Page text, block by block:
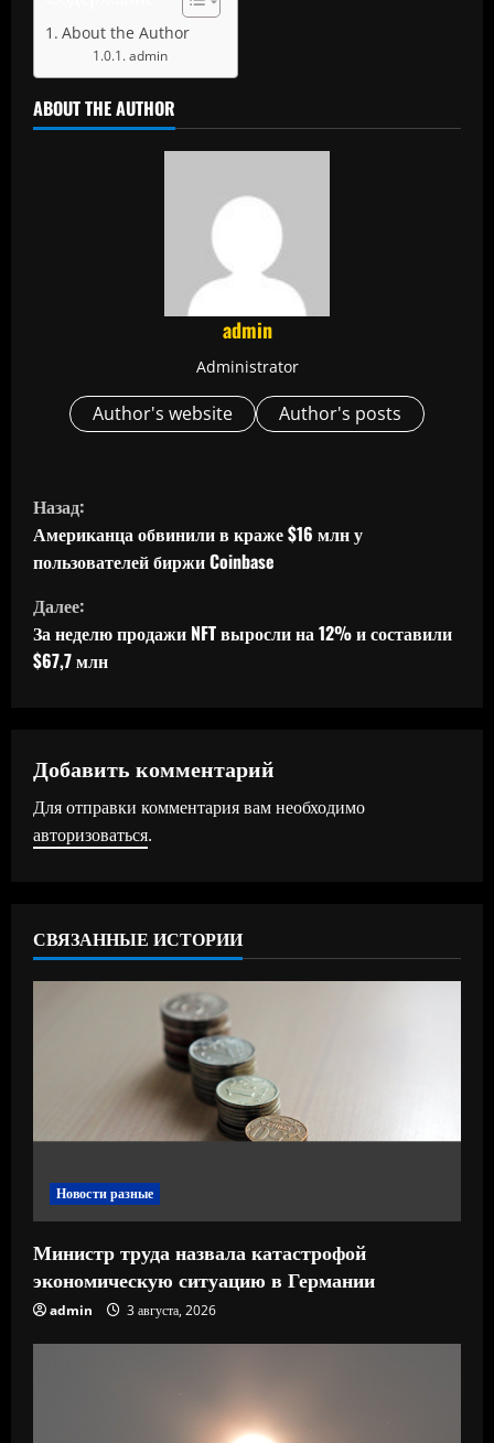
About the Author
admin
ABOUT THE AUTHOR
admin
Administrator
Author's website Author's posts
П
р
о
д
о
ж
и
ч
и
Назад:
Американца обвинили в краже $16 млн у
пользователей биржи Coinbase
Далее:
За неделю продажи NFT выросли на 12% и составили
$67,7 млн
Добавить комментарий
Для отправки комментария вам необходимо
авторизоваться.
СВЯЗАННЫЕ ИСТОРИИ
Новости разные
Министр труда назвала катастрофой
экономическую ситуацию в Германии
admin 3 августа, 2026